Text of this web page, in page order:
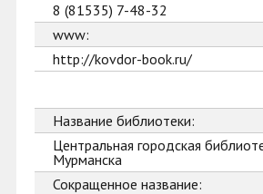
8 (81535) 7-48-32
www:
http://kovdor-book.ru/
Название библиотеки:
Центральная городская
Мурманска
Сокращенное название: